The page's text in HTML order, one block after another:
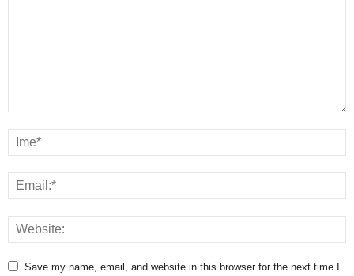
Save my name, email, and website in this browser for the next time I